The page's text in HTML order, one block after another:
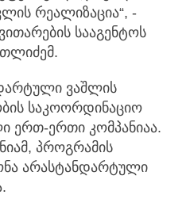
რეალიზაცია“, -
სააგენტოს
ვაშლის
საკოორდინაციო
ერთ-ერთი კომპანიაა.
პროგრამის
არასტანდარტული